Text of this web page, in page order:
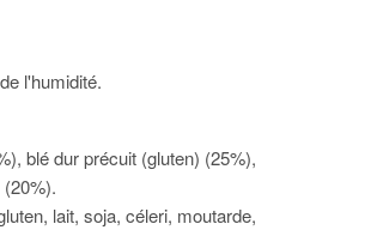
l'humidité.
blé dur précuit (gluten) (25%),
lait, soja, céleri, moutarde,